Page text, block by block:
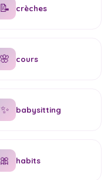
📝 crèches
🌸 cours
✨ babysitting
🎀 habits